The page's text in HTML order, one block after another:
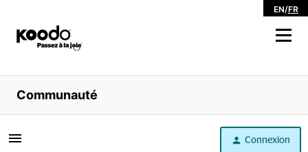
EN/FR
Magasiner
Libre service
Aide
Communauté
Connexion